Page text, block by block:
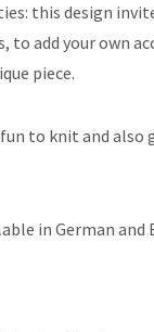
this design
to add your own
piece.
to knit and also
in German and